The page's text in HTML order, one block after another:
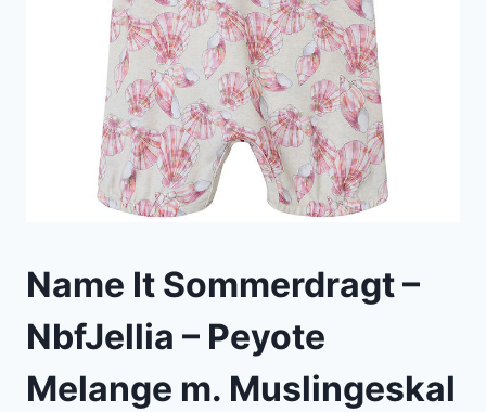
Name It Sommerdragt –
NbfJellia – Peyote
Melange m. Muslingeskal